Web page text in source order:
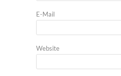
E-Mail
Website